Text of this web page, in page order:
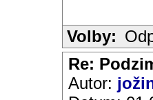
Volby:
Re:
Autor: